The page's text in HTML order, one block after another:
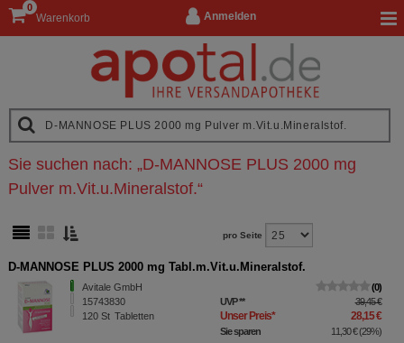
Anmelden
Warenkorb
0
Sie suchen nach: „D-MANNOSE PLUS 2000 mg
Pulver m.Vit.u.Mineralstof.“
pro Seite
D-MANNOSE PLUS 2000 mg Tabl.m.Vit.u.Mineralstof.
Avitale GmbH
15743830
120 St Tabletten
0
UVP** 39,45 €
Unser Preis* 28,15 €
Sie sparen 11,30 €(29%)